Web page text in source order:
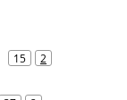
15 2